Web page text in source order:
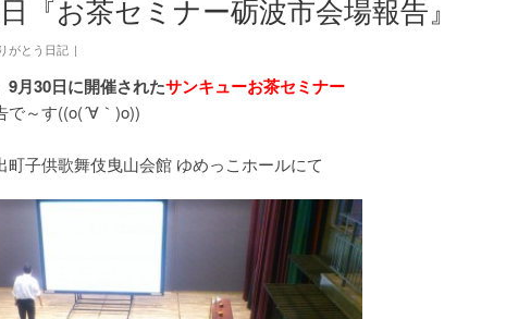
『お茶セミナー砺波市会場報告』
がとう日記 |
月30日に開催されたサンキューお茶セミナー
で～す((o(´∀｀)o))
子供歌舞伎曳山会館 ゆめっこホールにて